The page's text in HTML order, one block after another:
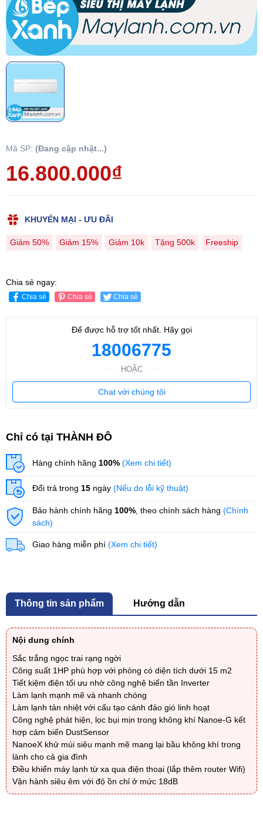
Mã SP: (Đang cập nhật...)
16.800.000₫
KHUYẾN MẠI - ƯU ĐÃI
Giảm 50% Giảm 15% Giảm 10k Tặng 500k Freeship
Chia sẻ ngay:
Chia sẻ Chia sẻ Chia sẻ
Để được hỗ trợ tốt nhất. Hãy gọi
18006775
HOẶC
Chat với chúng tôi
Chỉ có tại THÀNH ĐÔ
Hàng chính hãng 100% (Xem chi tiết)
Đổi trả trong 15 ngày (Nếu do lỗi kỹ thuật)
Bảo hành chính hãng 100% , theo chính sách hàng (Chính
sách)
Giao hàng miễn phí (Xem chi tiết)
Thông tin sản phẩm Hướng dẫn
Nội dung chính
Sắc trắng ngọc trai rạng ngời
Công suất 1HP phù hợp với phòng có diện tích dưới 15 m2
Tiết kiệm điện tối ưu nhờ công nghệ biến tần Inverter
Làm lạnh mạnh mẽ và nhanh chóng
Làm lạnh tản nhiệt với cấu tạo cánh đảo gió linh hoạt
Công nghệ phát hiện, lọc bụi mịn trong không khí Nanoe-G kết
hợp cảm biến DustSensor
NanoeX khử mùi siêu mạnh mẽ mang lại bầu không khí trong
lành cho cả gia đình
Điều khiển máy lạnh từ xa qua điện thoại (lắp thêm router Wifi)
Vận hành siêu êm với độ ồn chỉ ở mức 18dB